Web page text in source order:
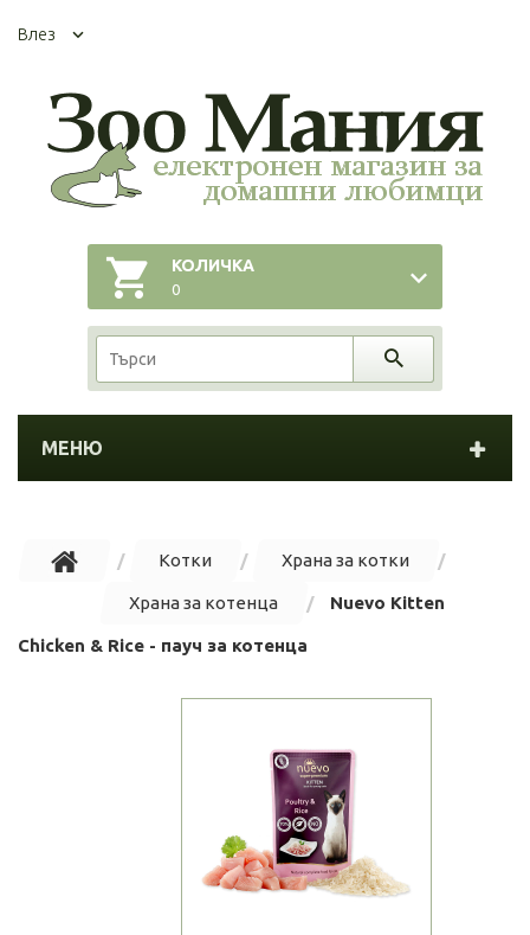
Влез
КОЛИЧКА
0
МЕНЮ
Котки Храна за котки
Храна за котенца Nuevo Kitten
Chicken & Rice - пауч за котенца